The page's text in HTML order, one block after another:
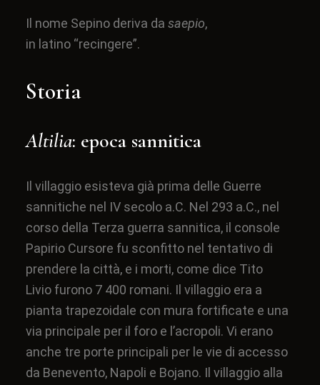
Il nome Sepino deriva da saepio,
in latino“recingere”.
Storia
Altilia: epoca sannitica
Il villaggio esisteva già prima delle Guerre
sannitiche nel IV secolo a.C. Nel 293 a.C., nel
corso della Terza guerra sannitica, il console
Papirio Cursore fu sconfitto nel tentativo di
prendere la città, e i morti, come dice Tito
Liviofurono 7 400 romani. Il villaggio era a
pianta trapezoidale con mura fortificate e una
via principale per il foro e l’acropoli. Vi erano
anche tre porte principali per le vie di accesso
da Benevento, Napoli e Bojano. Il villaggio alla